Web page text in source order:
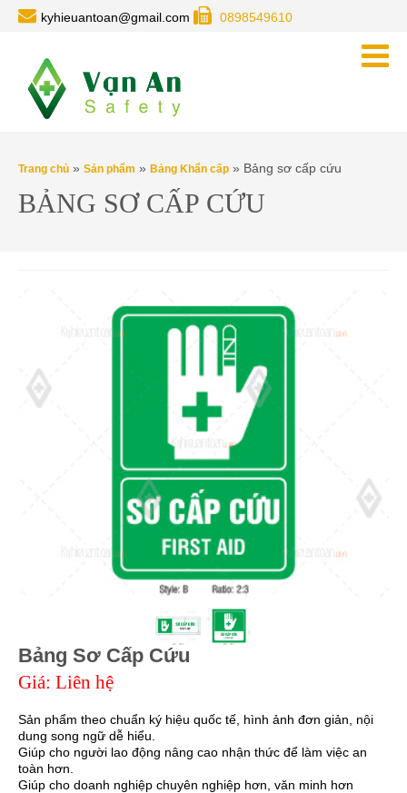
kyhieuantoan@gmail.com 0898549610
Trang chủ » Sản phẩm » Bảng Khẩn cấp » Bảng sơ cấp cứu
BẢNG SƠ CẤP CỨU
Bảng Sơ Cấp Cứu
Giá: Liên hệ
Sản phẩm theo chuẩn ký hiệu quốc tế, hình ảnh đơn giản, nội
dung song ngữ dễ hiểu.
Giúp cho người lao động nâng cao nhận thức để làm việc an
toàn hơn.
Giúp cho doanh nghiệp chuyên nghiệp hơn, văn minh hơn